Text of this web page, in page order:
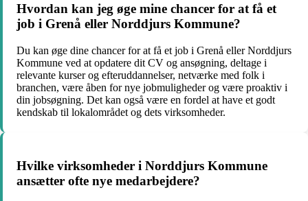
Hvordan kan jeg øge mine chancer for at få et
job i Grenå eller Norddjurs Kommune?
Du kan øge dine chancer for at få et job i Grenå eller Norddjurs
Kommune ved at opdatere dit CV og ansøgning, deltage i
relevante kurser og efteruddannelser, netværke med folk i
branchen, være åben for nye jobmuligheder og være proaktiv i
din jobsøgning. Det kan også være en fordel at have et godt
kendskab til lokalområdet og dets virksomheder.
Hvilke virksomheder i Norddjurs Kommune
ansætter ofte nye medarbejdere?